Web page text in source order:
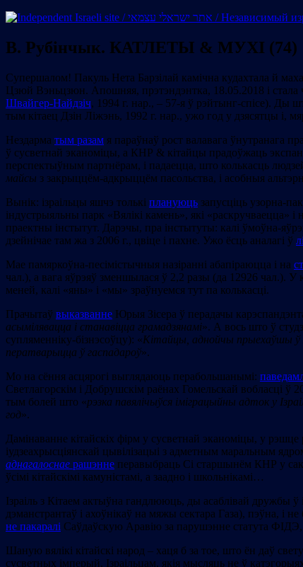
В. Рубінчык. КАТЛЕТЫ & МУХІ (74)
Супершалом! Пакуль Нета Барзілай камічна кудахтала й
Цзюй Вэньцзюн. Апошняя, прэтэндэнтка, 18.05.2018 і стала
Швайгер-Найдзіч, 1994 г. нар., – 57-я ў рэйтынг-спісе). Ды
тым кітаец Дзін Ліжэнь, 1992 г. нар., ужо год у дзясятцы і,
Нездарма тым разам я параўнаў рост валавага ўнутранага
ў сусветнай эканоміцы, а КНР & кітайцы прадоўжаць
перспектыўным партнёрам, і падаецца, што колькасць
майсы з закрыццём-адкрыццём пасольства, і асобныя
Вынік: ізраільцы яшчэ толькі плануюць запусціць узорна-
індустрыяльны парк «Вялікі камень», які «раскручваецца»
праектны інстытут. Дарэчы, пра інстытуты: калі ўмоўна-
дзейнічае там жа з 2006 г., цвіце і пахне. Ужо ёсць аналагі ў
Мае памяркоўна-песімістычныя назіранні абапіраюцца і на
чал.), a вага яўрэяў зменшылася ў 2,2 разы (да 12926 чал.). У
меней, калі «яны» і «мы» зраўнуемся тут па колькасці.
Прачытаў выказванне Юрыя Зісера ў перадачы
асымілявацца і станавіцца грамадзянамі». А вось што ў
супляменніку-бізнэсоўцу): «Кітайцы, аднойчы прыехаўшы ў
ператварыцца ў гаспадароў».
Мо на сёння асцярогі выглядаюць перабольшанымі:
Светлагорскім і Добрушскім раёнах Гомельскай вобласці ў
тым болей што «рэзка павялічыўся іміграцыйны адток у
год».
Дамінаванне кітайскіх фірм у сусветнай эканоміцы, у
іудзеахрысціянскай цывілізацыі з адметным маральным
аднагалоснае рашэнне перавыбраць Сі старшынём КНР у
ўсімі кітайскімі камуністамі, а заадно і школьнікамі…
Ізраіль з Кітаем актыўна гандлююць, ды асаблівай дружбы ў
дэманстрантаў і ахоўнікаў на мяжы сектара Газа), пэўна,
не пакаралі Саўдаўскую Аравію за парушэнне статута ФІДЭ,
Шаную вялікі кітайскі народ – хаця б за тое, што ён даў
сусветных імперый. Ізраільцам, якія мысляць не ў